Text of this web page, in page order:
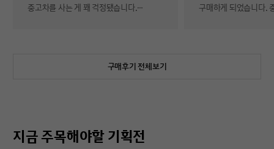
중고차를 사는 게 꽤 걱정됐습니다.
보면 예상과 달라서 후회했다는 이야기도
제공돼서 불안감이 많이 줄었다는
구매하게 되었습니다.
구매후기 전체보기
지금 주목해야할 기획전